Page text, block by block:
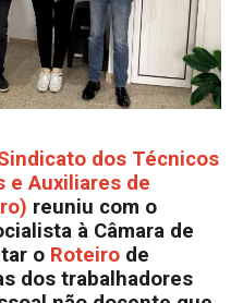
dos Técnicos
e Auxiliares de
reuniu com o
à Câmara de
o Roteiro de
dos trabalhadores